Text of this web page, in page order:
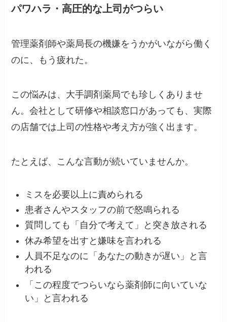
パワハラ・高圧的な上司がつらい
管理薬剤師や薬局長の機嫌をうかがいながら働く
のに、もう疲れた。
この悩みは、大手調剤薬局でも珍しくありませ
ん。会社として研修や相談窓口があっても、実際
の店舗では上司の性格や考え方が強く出ます。
たとえば、こんな言動が続いていませんか。
ミスを必要以上に責められる
患者さんやスタッフの前で怒鳴られる
質問しても「自分で考えて」と突き放される
休み希望を出すと嫌味を言われる
人員不足なのに「あなたの動きが遅い」と言
われる
「この程度でつらいなら薬剤師に向いていな
い」と言われる